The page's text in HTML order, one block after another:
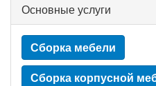
Основные услуги
Сборка мебели
Сборка корпусной